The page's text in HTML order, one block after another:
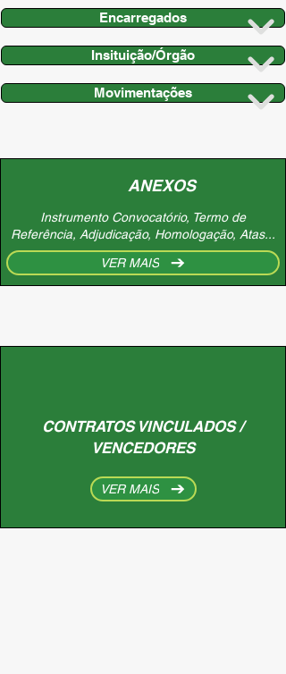
Encarregados
Insituição/Órgão
Movimentações
ANEXOS
Instrumento Convocatório, Termo de
Referência, Adjudicação, Homologação, Atas...
VER MAIS
CONTRATOS VINCULADOS /
VENCEDORES
VER MAIS